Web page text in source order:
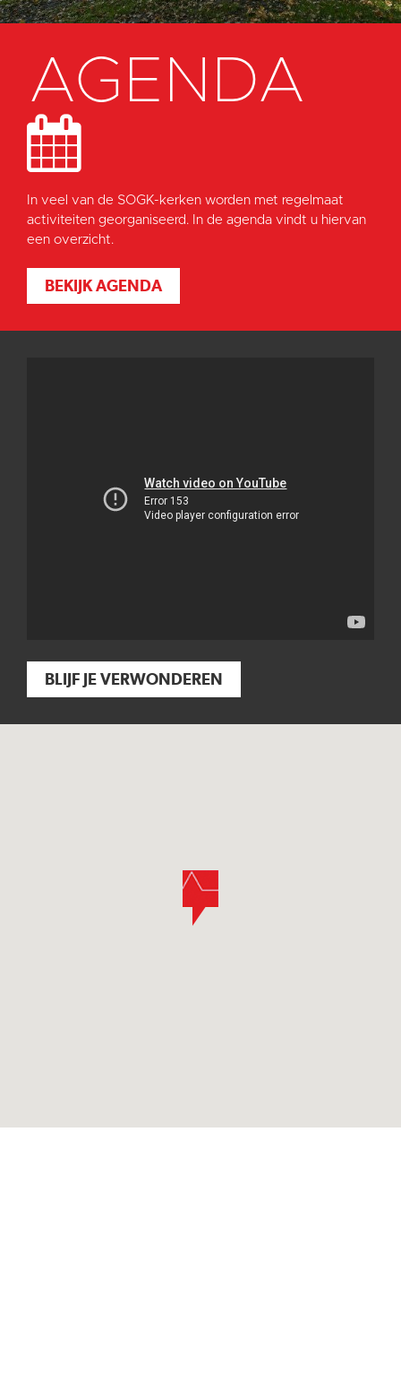
AGENDA
In veel van de SOGK-kerken worden met regelmaat
activiteiten georganiseerd. In de agenda vindt u hiervan
een overzicht.
BEKIJK AGENDA
BLIJF JE VERWONDEREN